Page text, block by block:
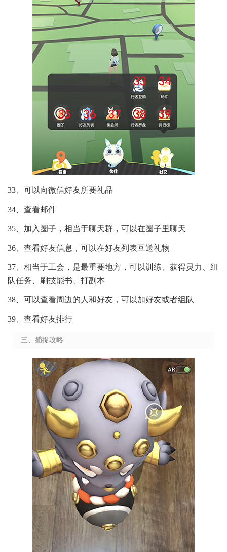
33、可以向微信好友所要礼品
34、查看邮件
35、加入圈子，相当于聊天群，可以在圈子里聊天
36、查看好友信息，可以在好友列表互送礼物
37、相当于工会，是最重要地方，可以训练、获得灵力、组
队任务、刷技能书、打副本
38、可以查看周边的人和好友，可以加好友或者组队
39、查看好友排行
三、捕捉攻略